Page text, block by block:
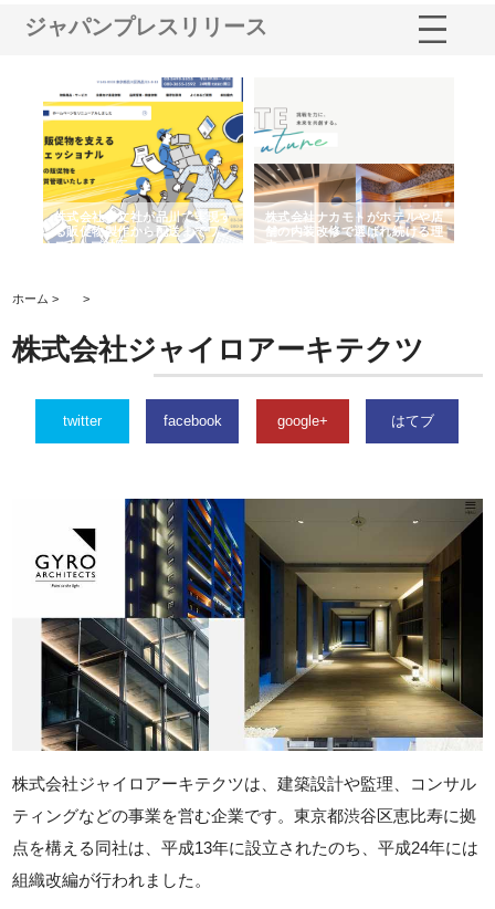
ジャパンプレスリリース
株式会社耕文社が品川で実現す
る販促物製作から配送までワン
ストップ対応
株式会社ナカモトがホテルや店
舗の内装改修で選ばれ続ける理
由
ホーム > >
株式会社ジャイロアーキテクツ
twitter facebook google+ はてブ
株式会社ジャイロアーキテクツは、建築設計や監理、コンサル
ティングなどの事業を営む企業です。東京都渋谷区恵比寿に拠
点を構える同社は、平成13年に設立されたのち、平成24年には
組織改編が行われました。